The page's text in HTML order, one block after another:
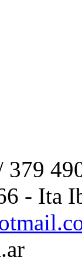
379
- Ita